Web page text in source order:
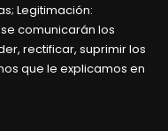
Legitimación:
comunicarán los
rectificar, suprimir los
que le explicamos en